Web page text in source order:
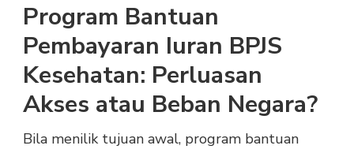
Program Bantuan
Pembayaran Iuran BPJS
Kesehatan: Perluasan
Akses atau Beban Negara?
Bila menilik tujuan awal, program bantuan